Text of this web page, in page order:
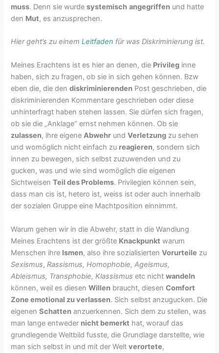
muss. Denn sie wurdesystemisch angegriffen und hatte
den Mut, es anzusprechen.
Hier geht’s zu einemLeitfaden für was Diskriminierung ist.
Meines Erachtens ist es hier an denen, die Privileg inne
haben, sich zu fragen, ob sie in sich gehen können. Bzw
eben die, die dendiskriminierenden Post geschrieben, die
diskriminierenden Kommentare geschrieben oder diese
unhinterfragt haben stehen lassen. Sie dürfen sich fragen,
ob sie die „Anklage“ ernst nehmen können. Ob sie
zulassen, ihre eigeneAbwehr undVerletzung zu sehen
und womöglich nicht einfach zu reagieren, sondern sich
innen zu bewegen, sich selbst zuzuwenden und zu
gucken, was und wie sind womöglich die eigenen
SichtweisenTeil des Problems. Privilegien können sein,
dass man cis ist, hetero ist, weiss ist oder auch innerhalb
der sozialen Gruppe eine Machtposition einnimmt.
Warum gehen wir in die Abwehr, statt in die Wandlung
Meines Erachtens ist der größte Knackpunkt warum
Menschen ihre Ismen, also ihre sozialisiertenVorurteile zu
Sexismus,Rassismus, Homophobie, Ageismus,
Ableismus, Transphobie, Klassismus etc nichtwandeln
können, weil es diesenWillen braucht, diesenComfort
Zone emotional zu verlassen. Sich selbst anzugucken. Die
eigenenSchatten anzuerkennen. Sich dem zu stellen, was
man lange entweder nicht bemerkt hat, worauf das
grundlegende Weltbild fusste, die Grundlage darstellte, wie
man sich selbst in und mit der Weltverortete,